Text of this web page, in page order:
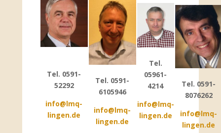
Tel. 0591-
52292
info@lmq-
lingen.de
Tel. 0591-
6105946
info@lmq-
lingen.de
Tel.
05961-
4214
info@lmq-
lingen.de
Tel. 0591-
8076262
info@lmq-
lingen.de